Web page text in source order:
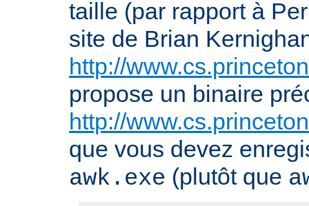
taille (par rapport à
site de Brian
http://
propose un binaire
http://
que vous devez
awk.exe (plutôt que